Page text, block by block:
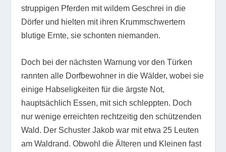
struppigen Pferden mit wildem Geschrei in die
Dörfer und hielten mit ihren Krummschwertern
blutige Ernte, sie schonten niemanden.
Doch bei der nächsten Warnung vor den Türken
rannten alle Dorfbewohner in die Wälder, wobei sie
einige Habseligkeiten für die ärgste Not,
hauptsächlich Essen, mit sich schleppten. Doch
nur wenige erreichten rechtzeitig den schützenden
Wald. Der Schuster Jakob war mit etwa 25 Leuten
am Waldrand. Obwohl die Älteren und Kleinen fast